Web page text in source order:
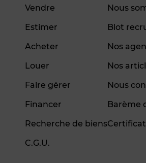
Vendre
Estimer
Acheter
Louer
Faire gérer
Financer
Recherche de biens
C.G.U.
Nous
Blot
Nos
Nos
Nous
Barème